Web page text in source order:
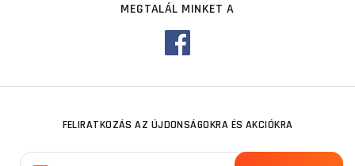
MEGTALÁL MINKET A
FELIRATKOZÁS AZ ÚJDONSÁGOKRA ÉS AKCIÓKRA